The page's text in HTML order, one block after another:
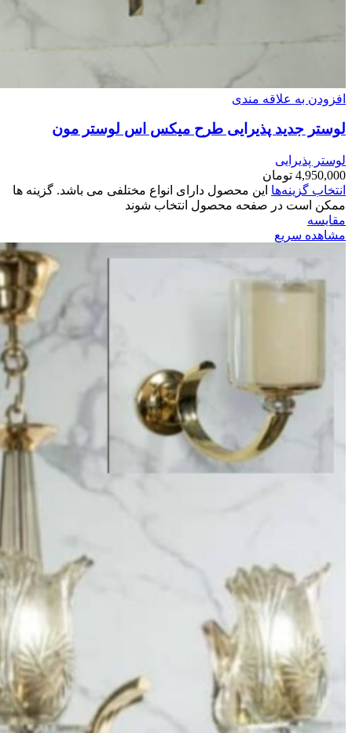
افزودن به علاقه مندی
لوستر جدید پذیرایی طرح میکس اس لوستر مون
لوستر پذیرایی
4,950,000 تومان
انتخاب گزینه‌ها این محصول دارای انواع مختلفی می باشد. گزینه ها
ممکن است در صفحه محصول انتخاب شوند
مقایسه
مشاهده سریع